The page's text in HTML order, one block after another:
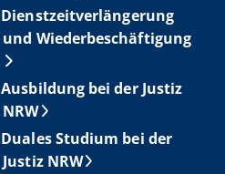
Dienstzeitverlängerung
und Wiederbeschäftigung
Ausbildung bei der Justiz
NRW
Duales Studium bei der
Justiz NRW